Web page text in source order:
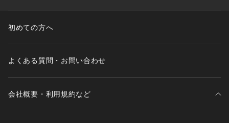
初めての方へ
よくある質問・お問い合わせ
会社概要・利用規約など